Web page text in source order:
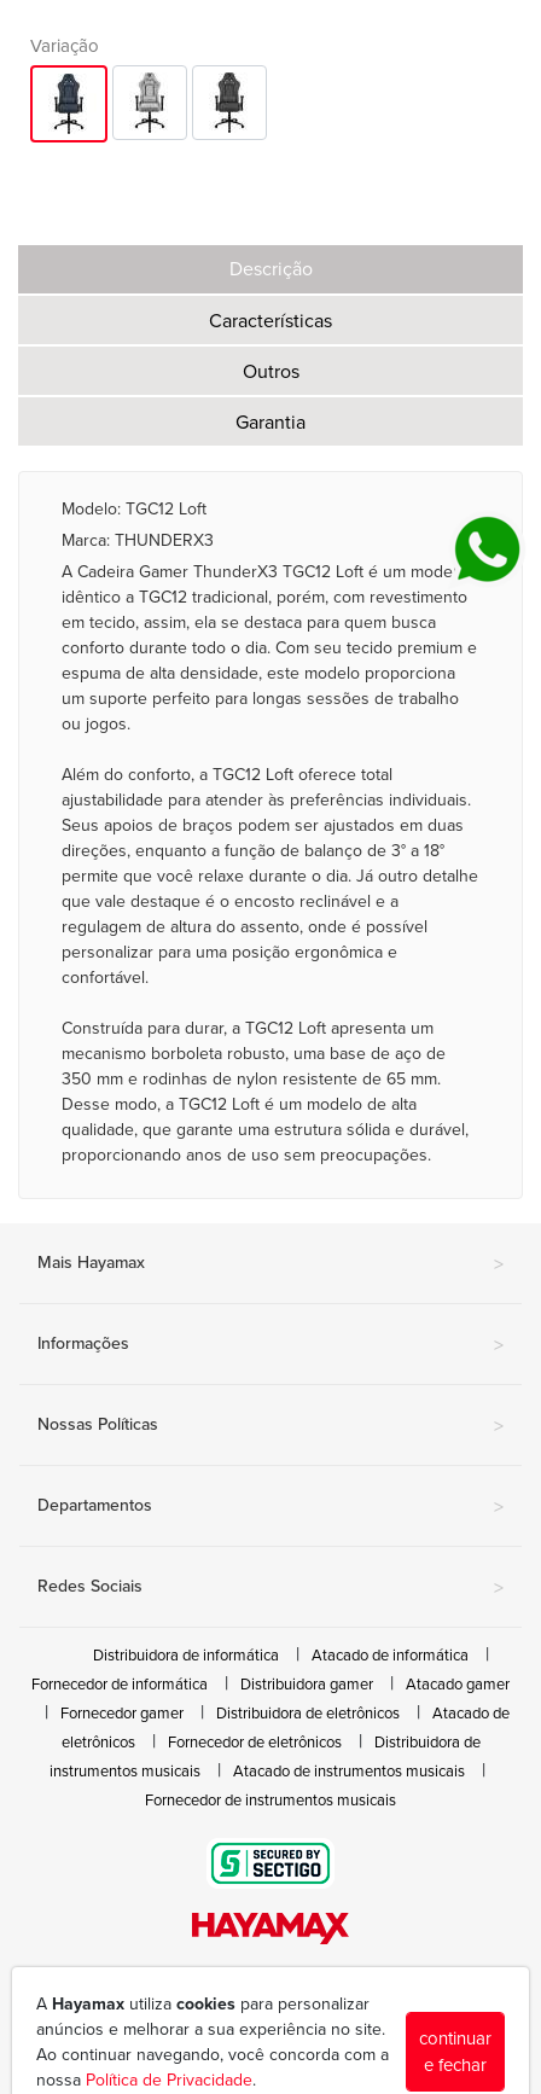
Variação
Descrição
Características
Outros
Garantia
Modelo: TGC12 Loft
Marca: THUNDERX3
A Cadeira Gamer ThunderX3 TGC12 Loft é um modelo
idêntico a TGC12 tradicional, porém, com revestimento
em tecido, assim, ela se destaca para quem busca
conforto durante todo o dia. Com seu tecido premium e
espuma de alta densidade, este modelo proporciona
um suporte perfeito para longas sessões de trabalho
ou jogos.
Além do conforto, a TGC12 Loft oferece total
ajustabilidade para atender às preferências individuais.
Seus apoios de braços podem ser ajustados em duas
direções, enquanto a função de balanço de 3° a 18°
permite que você relaxe durante o dia. Já outro detalhe
que vale destaque é o encosto reclinável e a
regulagem de altura do assento, onde é possível
personalizar para uma posição ergonômica e
confortável.
Construída para durar, a TGC12 Loft apresenta um
mecanismo borboleta robusto, uma base de aço de
350 mm e rodinhas de nylon resistente de 65 mm.
Desse modo, a TGC12 Loft é um modelo de alta
qualidade, que garante uma estrutura sólida e durável,
proporcionando anos de uso sem preocupações.
Mais Hayamax >
Informações >
Nossas Políticas >
Departamentos >
Redes Sociais >
Distribuidora de informática
Atacado de informática
Fornecedor de informática
Distribuidora gamer
Atacado gamer
Fornecedor gamer
Distribuidora de eletrônicos
Atacado de
eletrônicos
Fornecedor de eletrônicos
Distribuidora de
instrumentos musicais
Atacado de instrumentos musicais
Fornecedor de instrumentos musicais
(43) 3377-6600
hayamax@hayamax.com.br
Segunda à sexta das 8:00 às 18:00
A Hayamax utiliza cookies para personalizar
anúncios e melhorar a sua experiência no site.
Ao continuar navegando, você concorda com a
nossa Política de Privacidade.
continuar
e fechar